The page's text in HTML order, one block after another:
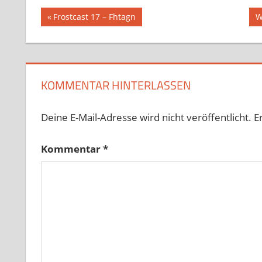
Beitragsnavigation
Vorheriger
Beitrag:
Frostcast 17 – Fhtagn
KOMMENTAR HINTERLASSEN
Deine E-Mail-Adresse wird nicht veröffentlicht.
Kommentar*